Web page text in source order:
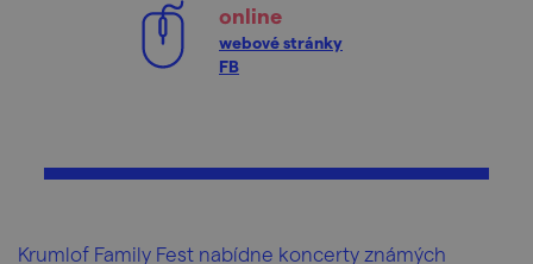
online
webové stránky
FB
Krumlof Family Fest nabídne koncerty známých